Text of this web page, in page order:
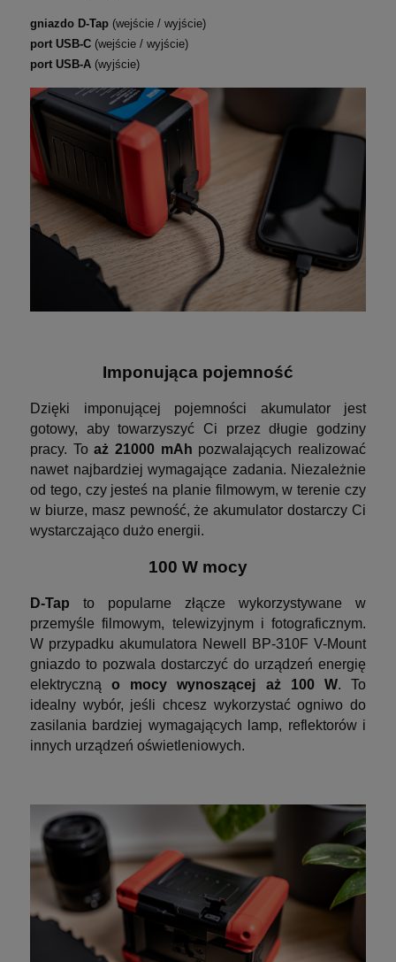
gniazdo D-Tap (wejście / wyjście)
port USB-C (wejście / wyjście)
port USB-A (wyjście)
Imponująca pojemność
Dzięki imponującej pojemności akumulator jest
gotowy, aby towarzyszyć Ci przez długie godziny
pracy. Toaż 21000 mAh pozwalających realizować
nawet najbardziej wymagające zadania. Niezależnie
od tego, czy jesteś na planie filmowym, w terenie czy
w biurze, masz pewność, że akumulator dostarczy Ci
wystarczająco dużo energii.
100 W mocy
D-Tap to popularne złącze wykorzystywane w
przemyśle filmowym, telewizyjnym i fotograficznym.
W przypadku akumulatora Newell BP-310F V-Mount
gniazdo to pozwala dostarczyć do urządzeń energię
elektrycznąo mocy wynoszącej aż 100 W. To
idealny wybór, jeśli chcesz wykorzystać ogniwo do
zasilania bardziej wymagających lamp, reflektorów i
innych urządzeń oświetleniowych.